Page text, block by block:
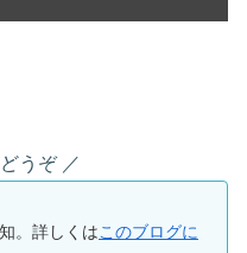
うぞ
。詳しくはこのブログに